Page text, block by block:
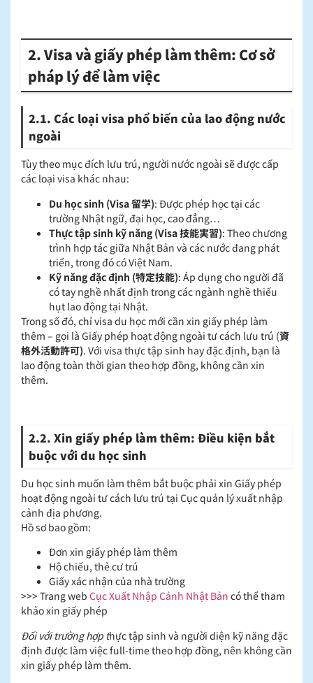
2. Visa và giấy phép làm thêm: Cơ sở
pháp lý để làm việc
2.1. Các loại visa phổ biến của lao động nước
ngoài
Tùy theo mục đích lưu trú, người nước ngoài sẽ được cấp
các loại visa khác nhau:
Du học sinh (Visa 留学): Được phép học tại các
trường Nhật ngữ, đại học, cao đẳng…
Thực tập sinh kỹ năng (Visa 技能実習): Theo chương
trình hợp tác giữa Nhật Bản và các nước đang phát
triển, trong đó có Việt Nam.
Kỹ năng đặc định (特定技能): Áp dụng cho người đã
có tay nghề nhất định trong các ngành nghề thiếu
hụt lao động tại Nhật.
Trong số đó, chỉ visa du học mới cần xin giấy phép làm
thêm – gọi là Giấy phép hoạt động ngoài tư cách lưu trú (資
格外活動許可). Với visa thực tập sinh hay đặc định, bạn là
lao động toàn thời gian theo hợp đồng, không cần xin
thêm.
2.2. Xin giấy phép làm thêm: Điều kiện bắt
buộc với du học sinh
Du học sinh muốn làm thêm bắt buộc phải xin Giấy phép
hoạt động ngoài tư cách lưu trú tại Cục quản lý xuất nhập
cảnh địa phương.
Hồ sơ bao gồm:
Đơn xin giấy phép làm thêm
Hộ chiếu, thẻ cư trú
Giấy xác nhận của nhà trường
>>> Trang web Cục Xuất Nhập Cảnh Nhật Bản có thể tham
khảo xin giấy phép
Đối với trường hợp thực tập sinh và người diện kỹ năng đặc
định được làm việc full-time theo hợp đồng, nên không cần
xin giấy phép làm thêm.